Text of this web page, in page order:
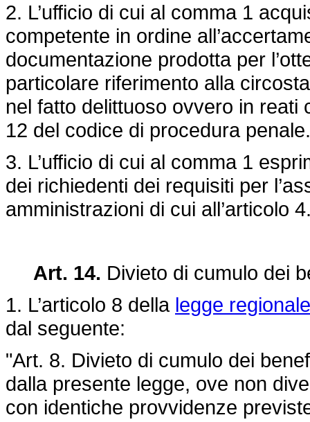
2. L’ufficio di cui al comma 1
competente in ordine
documentazione prodotta per
particolare riferimento alla
nel fatto delittuoso ovvero in reati
12 del codice di procedura penale.
3. L’ufficio di cui al comma 1
dei richiedenti dei requisiti per
amministrazioni di cui all’articolo
Art. 14. Divieto di cumulo dei
1. L’articolo 8 della legge
dal seguente:
"Art. 8. Divieto di cumulo dei
dalla presente legge, ove non
con identiche provvidenze